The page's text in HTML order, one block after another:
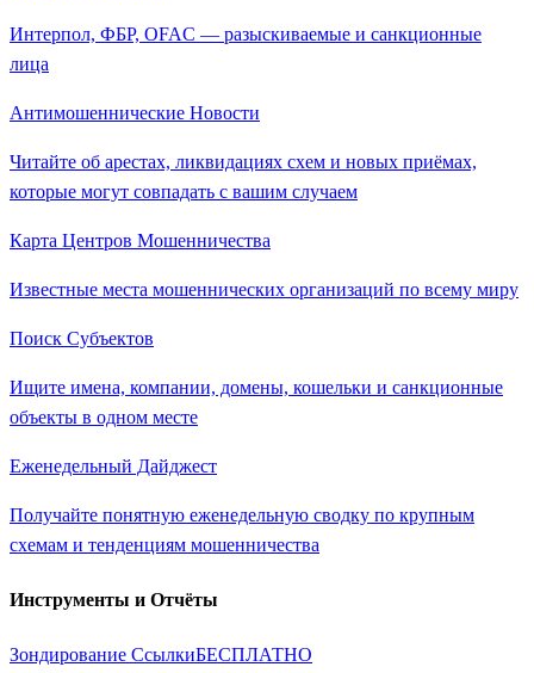
Интерпол, ФБР, OFAC — разыскиваемые и санкционные
лица
Антимошеннические Новости
Читайте об арестах, ликвидациях схем и новых приёмах,
которые могут совпадать с вашим случаем
Карта Центров Мошенничества
Известные места мошеннических организаций по всему миру
Поиск Субъектов
Ищите имена, компании, домены, кошельки и санкционные
объекты в одном месте
Еженедельный Дайджест
Получайте понятную еженедельную сводку по крупным
схемам и тенденциям мошенничества
Инструменты и Отчёты
Зондирование СсылкиБЕСПЛАТНО